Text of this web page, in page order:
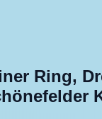
Ring,